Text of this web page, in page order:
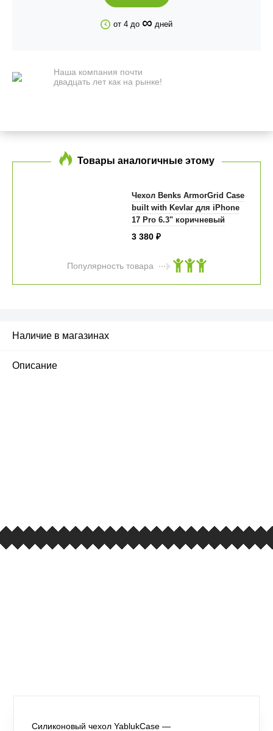
от 4 до ∞ дней
Наша компания почти
двадцать лет как на рынке!
Товары аналогичные этому
Чехол Benks ArmorGrid Case
built with Kevlar для iPhone
17 Pro 6.3" коричневый
3 380 ₽
Популярность товара
Наличие в магазинах
Описание
Силиконовый чехол YablukCase —